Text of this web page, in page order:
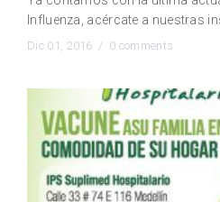
Influenza, acércate a nuestras
Dic 01, 2016 / 0 comments